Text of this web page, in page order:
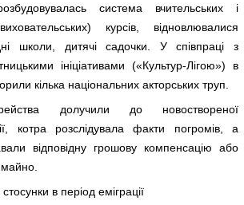
система вчительських і
курсів, відновлювалися
школи, дитячі садочки. У співпраці з
ініціативами («Культур-Лігою») в
кілька національних акторських труп.
долучили до новоствореної
котра розслідувала факти погромів, а
відповідну грошову компенсацію або
в період еміграції